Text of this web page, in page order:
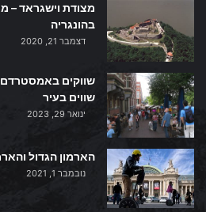
מצודת וישגראד –
בהונגריה
דצמבר 21, 2020
שווקים באמסטרדם
שווים בעיר
ינואר 29, 2023
הארמון הגדול
נובמבר 1, 2021